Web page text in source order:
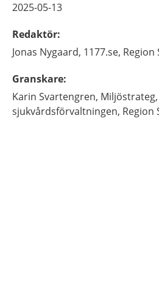
2025-05-13
Redaktör:
Jonas Nygaard, 1177.se,
Granskare:
Karin Svartengren, Miljöstrateg,
sjukvårdsförvaltningen, Region